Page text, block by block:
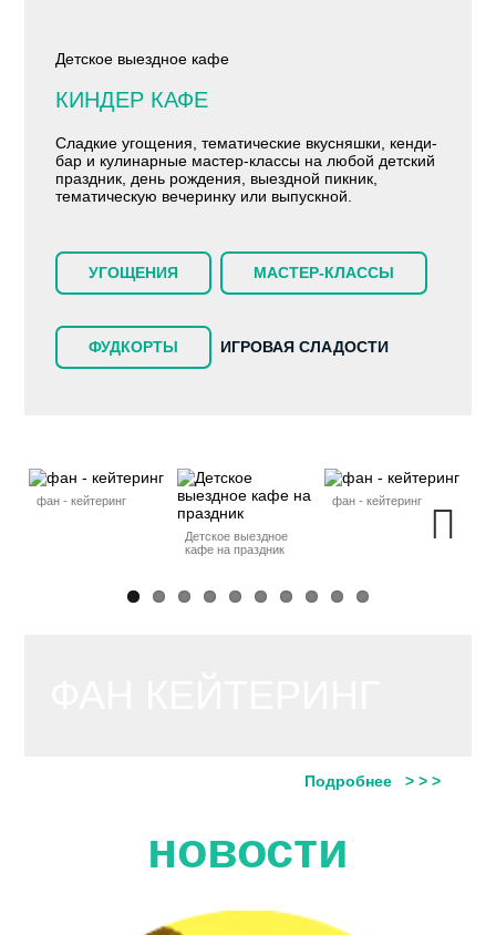
Детское выездное кафе
КИНДЕР КАФЕ
Сладкие угощения, тематические вкусняшки, кенди-
бар и кулинарные мастер-классы на любой детский
праздник, день рождения, выездной пикник,
тематическую вечеринку или выпускной.
УГОЩЕНИЯ МАСТЕР-КЛАССЫ
ФУДКОРТЫ ИГРОВАЯ СЛАДОСТИ
фан - кейтеринг
Детское выездное
кафе на праздник
фан - кейтеринг
Подробнее > > >
новости